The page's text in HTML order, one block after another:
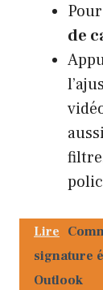
de
Lire
signature
Outlook